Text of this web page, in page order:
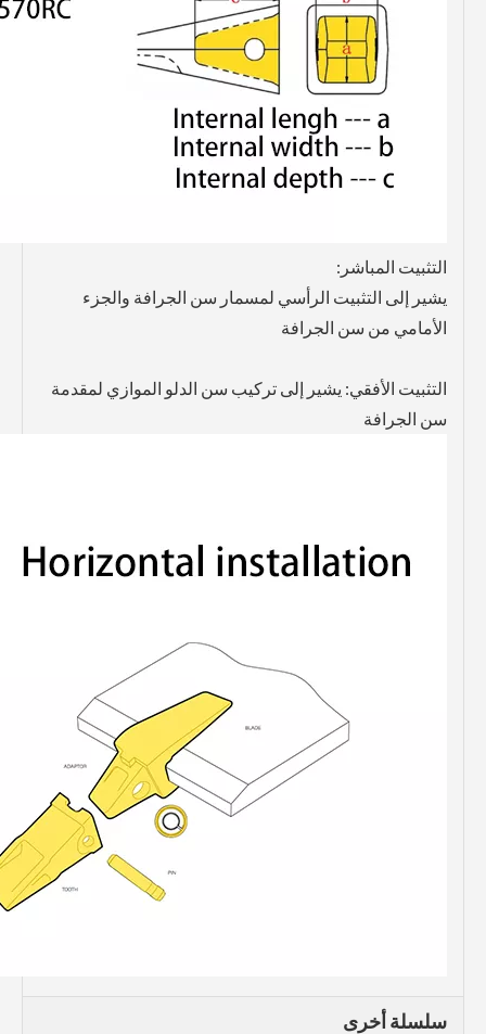
التثبيت المباشر:
يشير إلى التثبيت الرأسي لمسمار سن الجرافة والجزء
الأمامي من سن الجرافة
التثبيت الأفقي: يشير إلى تركيب سن الدلو الموازي لمقدمة
سن الجرافة
سلسلة أخرى